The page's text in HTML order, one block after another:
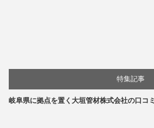
特集記事
岐阜県に拠点を置く大垣管材株式会社の口コ
PAGE